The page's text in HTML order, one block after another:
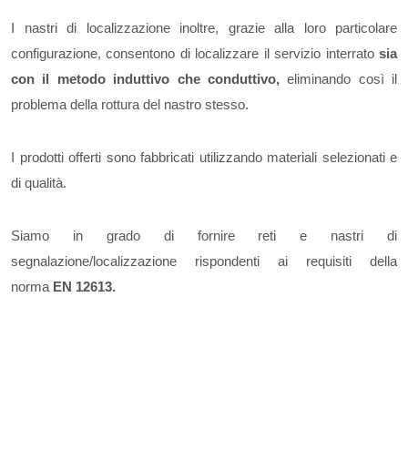
I nastri di localizzazione inoltre, grazie alla loro particolare
configurazione, consentono di localizzare il servizio interrato sia
con il metodo induttivo che conduttivo,eliminando così il
problema della rottura del nastro stesso.
I prodotti offerti sono fabbricati utilizzando materiali selezionati e
di qualità.
Siamo in grado di fornire reti e nastri di
segnalazione/localizzazione rispondenti ai requisiti della
norma EN 12613.